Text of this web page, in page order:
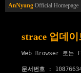
AnNyung Official Homepage
strace 업데이
Web Browser 로는
문서번호